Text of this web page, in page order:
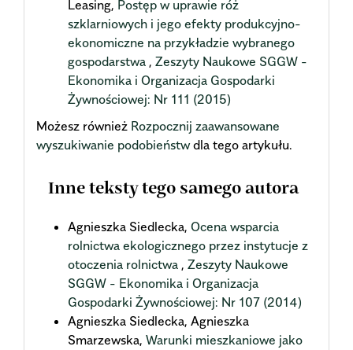
Leasing, Postęp w uprawie róż
szklarniowych i jego efekty produkcyjno-
ekonomiczne na przykładzie wybranego
gospodarstwa , Zeszyty Naukowe SGGW -
Ekonomika i Organizacja Gospodarki
Żywnościowej: Nr 111 (2015)
Możesz również Rozpocznij zaawansowane
wyszukiwanie podobieństwdla tego artykułu.
Inne teksty tego samego autora
Agnieszka Siedlecka, Ocena wsparcia
rolnictwa ekologicznego przez instytucje z
otoczenia rolnictwa , Zeszyty Naukowe
SGGW - Ekonomika i Organizacja
Gospodarki Żywnościowej: Nr 107 (2014)
Agnieszka Siedlecka, Agnieszka
Smarzewska, Warunki mieszkaniowe jako